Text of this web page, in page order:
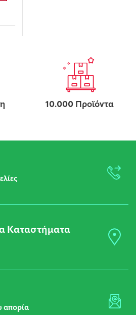
10.000 Προϊόντα
Καταστήματα
απορία